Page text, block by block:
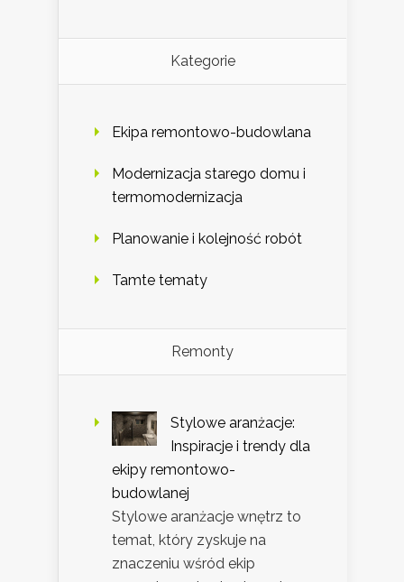
Kategorie
Ekipa remontowo-budowlana
Modernizacja starego domu i
termomodernizacja
Planowanie i kolejność robót
Tamte tematy
Remonty
Stylowe aranżacje:
Inspiracje i trendy dla
ekipy remontowo-
budowlanej
Stylowe aranżacje wnętrz to
temat, który zyskuje na
znaczeniu wśród ekip